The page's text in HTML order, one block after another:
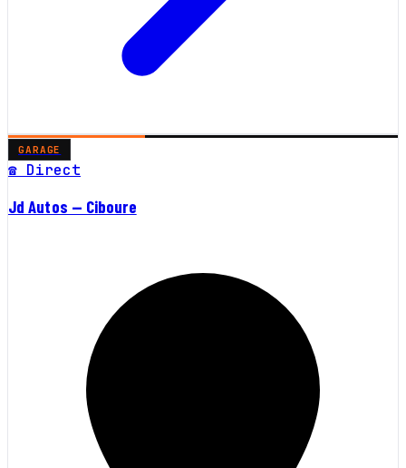
GARAGE
☎ Direct
Jd Autos — Ciboure